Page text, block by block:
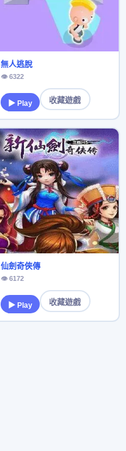
無人逃脫
👁 6322
▶ Play 收藏遊戲
仙劍奇俠傳
👁 6172
▶ Play 收藏遊戲